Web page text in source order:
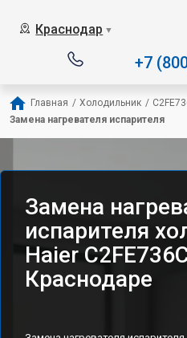
Краснодар ▼
+7
Главная / Холодильник /
Замена нагревателя испарителя
Замена
испарителя
Haier
Краснодаре